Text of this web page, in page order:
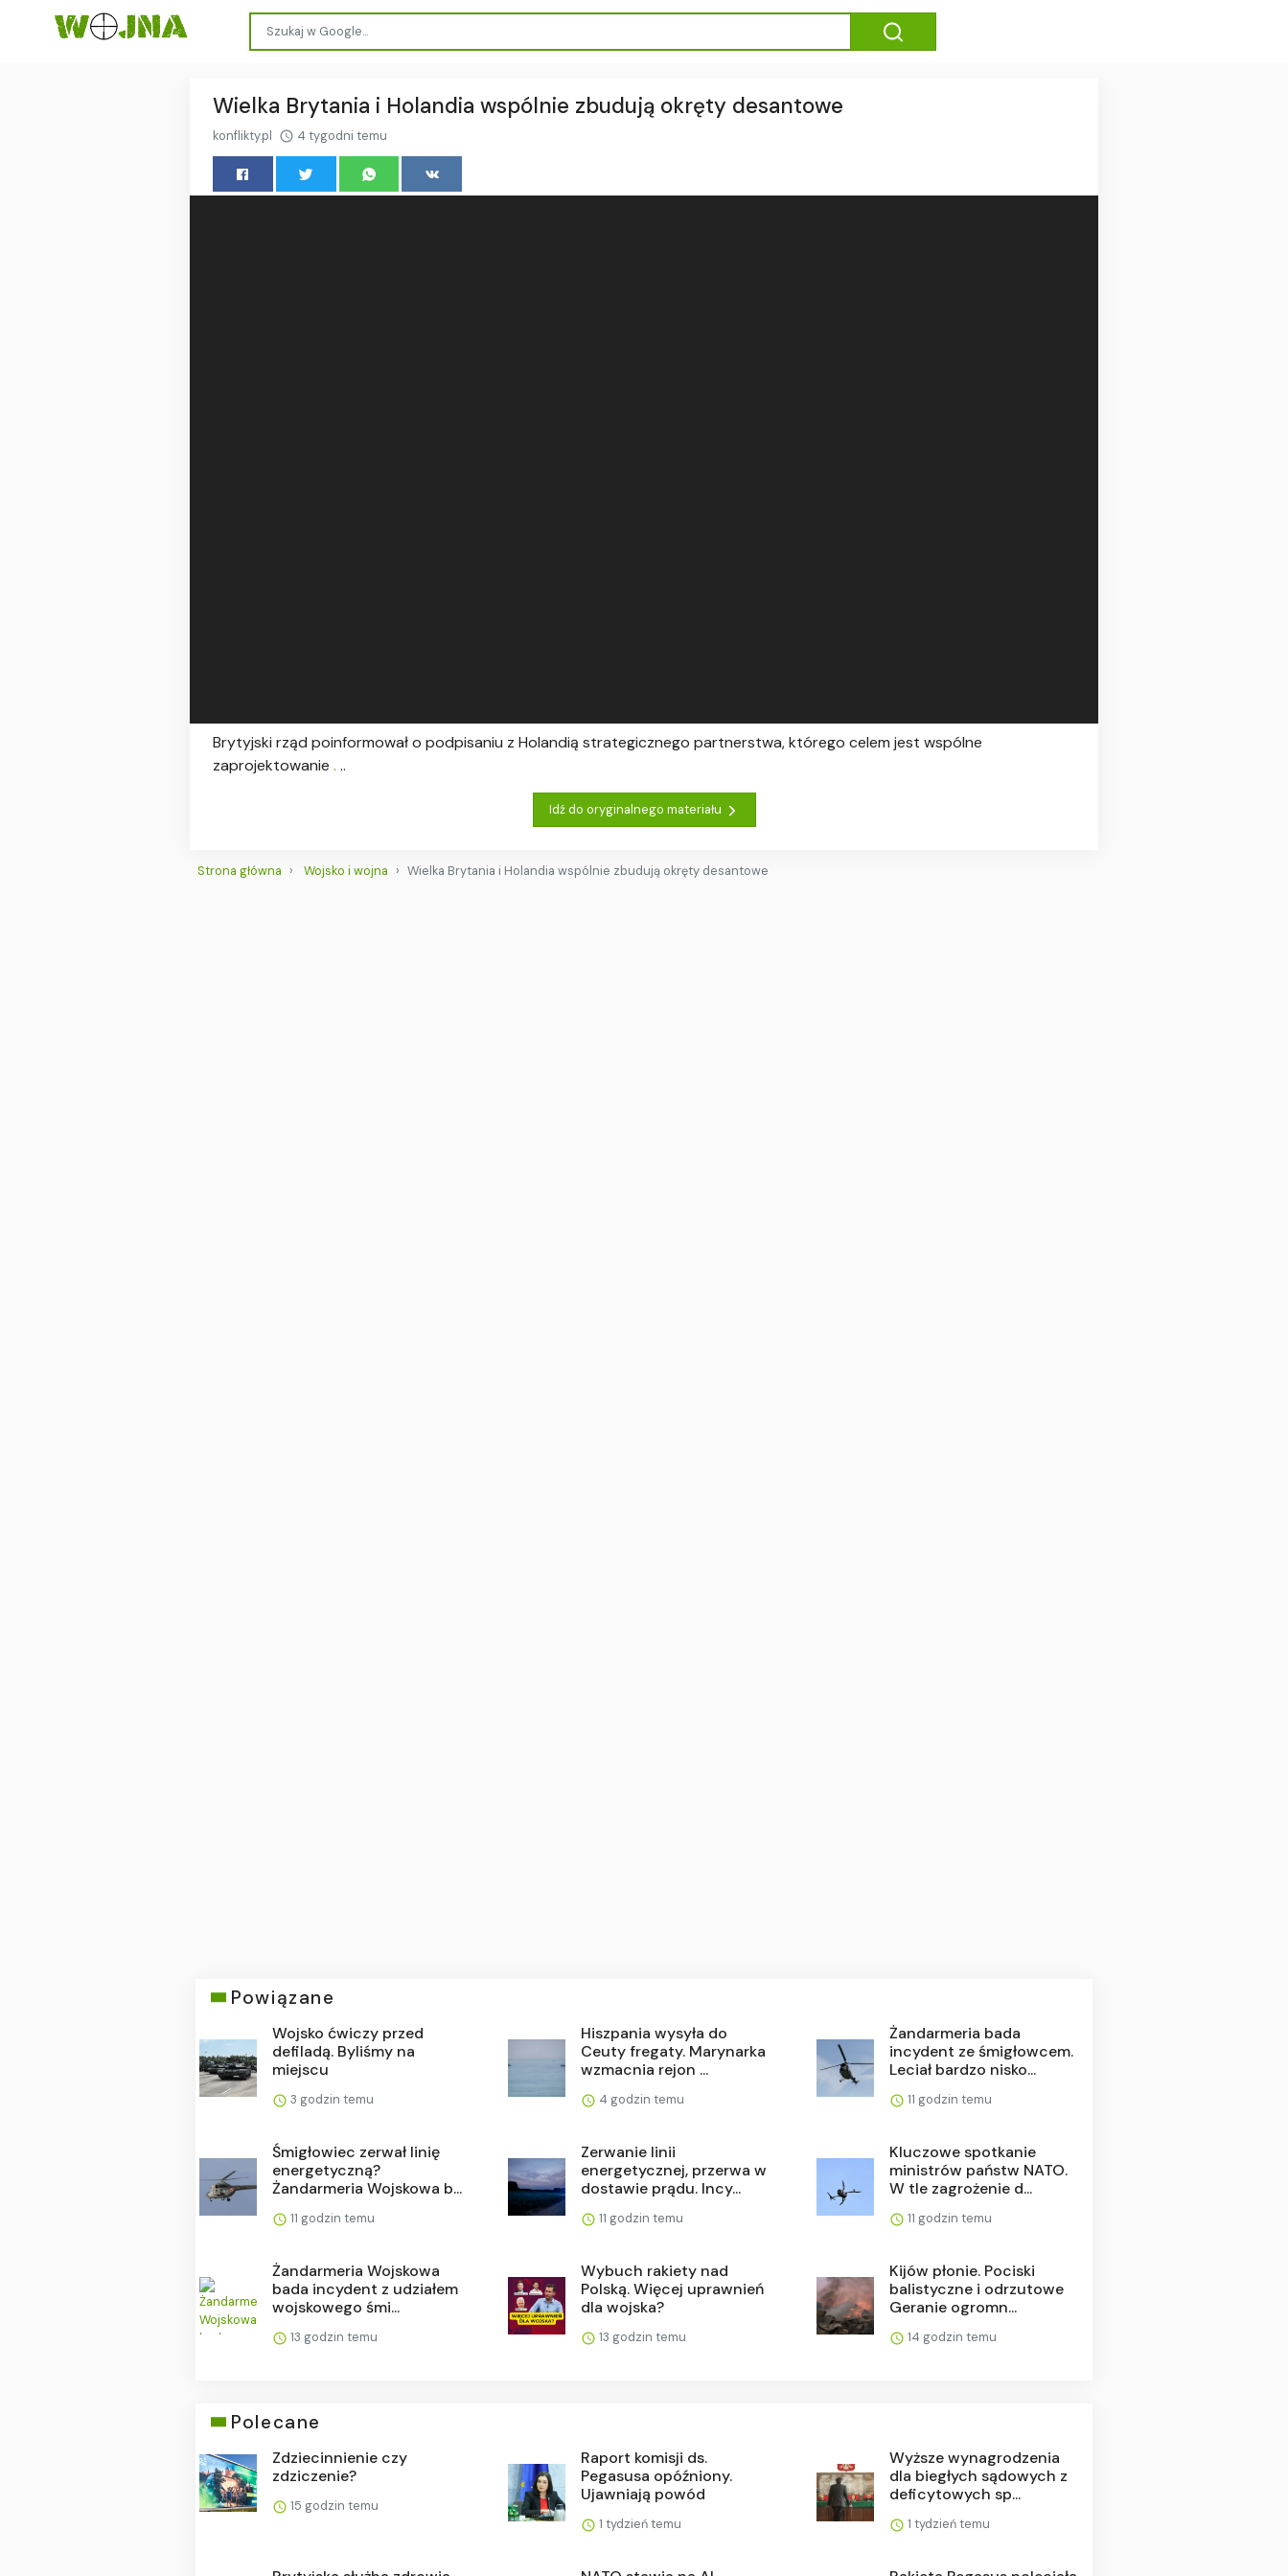
Wielka Brytania i Holandia wspólnie zbudują okręty desantowe
konflikty.pl 4 tygodni temu
Brytyjski rząd poinformował o podpisaniu z Holandią strategicznego partnerstwa, którego celem jest wspólne
zaprojektowanie . ..
Idź do oryginalnego materiału
Strona główna Wojsko i wojna Wielka Brytania i Holandia wspólnie zbudują okręty desantowe
Powiązane
Wojsko ćwiczy przed
defiladą. Byliśmy na
miejscu
3 godzin temu
Hiszpania wysyła do
Ceuty fregaty. Marynarka
wzmacnia rejon ...
4 godzin temu
Żandarmeria bada
incydent ze śmigłowcem.
Leciał bardzo nisko...
11 godzin temu
Śmigłowiec zerwał linię
energetyczną?
Żandarmeria Wojskowa b...
11 godzin temu
Zerwanie linii
energetycznej, przerwa w
dostawie prądu. Incy...
11 godzin temu
Kluczowe spotkanie
ministrów państw NATO.
W tle zagrożenie d...
11 godzin temu
Żandarmeria Wojskowa
bada incydent z udziałem
wojskowego śmi...
13 godzin temu
Wybuch rakiety nad
Polską. Więcej uprawnień
dla wojska?
13 godzin temu
Kijów płonie. Pociski
balistyczne i odrzutowe
Geranie ogromn...
14 godzin temu
Polecane
Zdziecinnienie czy
zdziczenie?
15 godzin temu
Raport komisji ds.
Pegasusa opóźniony.
Ujawniają powód
1 tydzień temu
Wyższe wynagrodzenia
dla biegłych sądowych z
deficytowych sp...
1 tydzień temu